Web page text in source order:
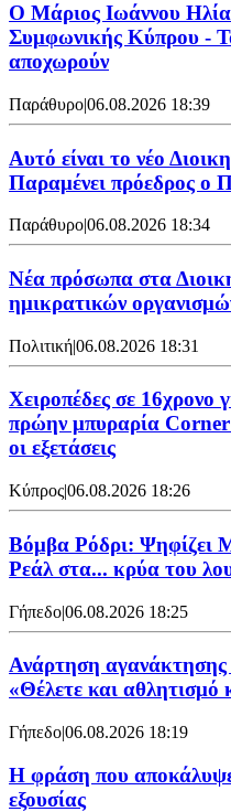
Ο Μάριος Ιωάννου
Συμφωνικής Κύπρου -
αποχωρούν
Παράθυρο|06.08.2026 18:39
Αυτό είναι το νέο
Παραμένει πρόεδρος ο
Παράθυρο|06.08.2026 18:34
Νέα πρόσωπα στα
ημικρατικών
Πολιτική|06.08.2026 18:31
Χειροπέδες σε 16χρονο
πρώην μπυραρία
οι εξετάσεις
Κύπρος|06.08.2026 18:26
Βόμβα Ρόδρι: Ψηφίζει
Ρεάλ στα... κρύα του
Γήπεδο|06.08.2026 18:25
Ανάρτηση
«Θέλετε και αθλητισμό
Γήπεδο|06.08.2026 18:19
Η φράση που
εξουσίας